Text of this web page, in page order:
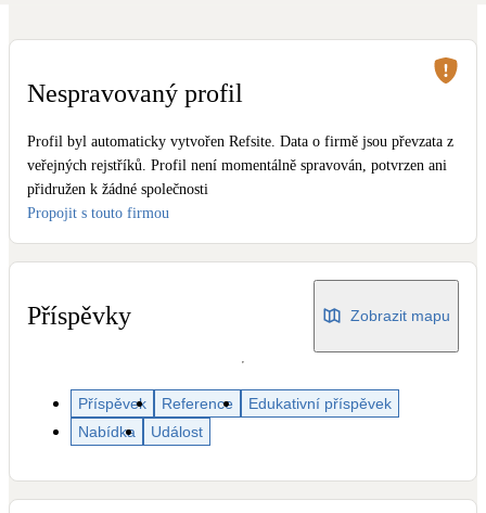
Solární termický systém
Na přípravu teplé vody i přitápění
Větrání s rekuperací
Teplovzdušné vytápění
Nespravovaný profil
Profil byl automaticky vytvořen Refsite. Data o firmě jsou převzata z
veřejných rejstříků. Profil není momentálně spravován, potvrzen ani
přidružen k žádné společnosti
Propojit s touto firmou
Příspěvky Zobrazit mapu
Příspěvek Reference
Edukativní příspěvek
Nabídka
Událost